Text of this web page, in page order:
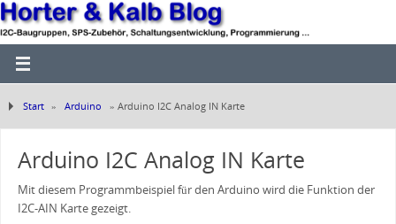
Start » Arduino » Arduino I2C Analog IN Karte
Arduino I2C Analog IN Karte
Mit diesem Programmbeispiel für den Arduino wird die Funktion der
I2C-AIN Karte gezeigt.